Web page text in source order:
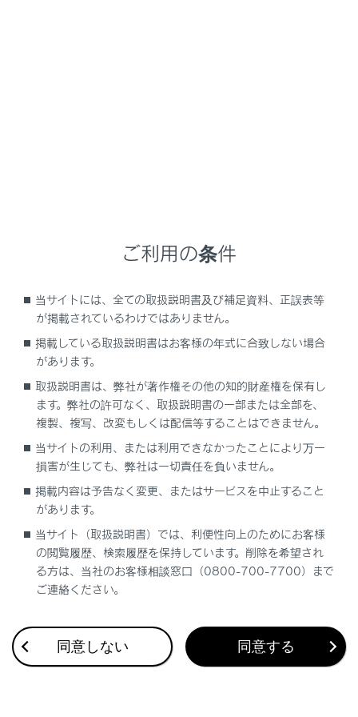
地上デジタルテレビ視聴時の設定を変更する
地上デジタルテレビ用アンテナの取り扱い
合わせて見られているページ
Apple CarPlay/Android Autoの使い方
VICS・交通情報
ナビゲーション設定
このページは役に立ちましたか？
ご利用の条件
当サイトには、全ての取扱説明書及び補足資料、正誤表等
が掲載されているわけではありません。
掲載している取扱説明書はお客様の年式に合致しない場合
があります。
取扱説明書は、弊社が著作権その他の知的財産権を保有し
ます。弊社の許可なく、取扱説明書の一部または全部を、
複製、複写、改変もしくは配信等することはできません。
当サイトの利用、または利用できなかったことにより万一
損害が生じても、弊社は一切責任を負いません。
掲載内容は予告なく変更、またはサービスを中止すること
があります。
当サイト（取扱説明書）では、利便性向上のためにお客様
の閲覧履歴、検索履歴を保持しています。削除を希望され
る方は、当社のお客様相談窓口（0800-700-7700）まで
ご連絡ください。
同意しない 同意する